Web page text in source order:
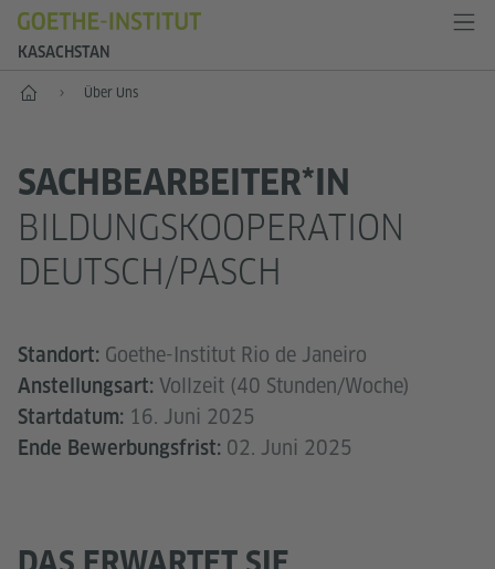
KASACHSTAN
Start Über Uns
SACHBEARBEITER*IN
BILDUNGSKOOPERATION
DEUTSCH/PASCH
Standort: Goethe-Institut Rio de Janeiro
Anstellungsart: Vollzeit (40 Stunden/Woche)
Startdatum: 16. Juni 2025
Ende Bewerbungsfrist: 02. Juni 2025